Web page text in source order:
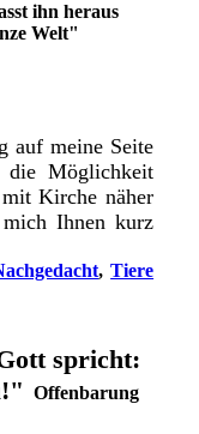
ihn heraus
Welt"
auf meine Seite
die Möglichkeit
mit Kirche näher
Ihnen kurz
,Tiere
spricht:
Offenbarung